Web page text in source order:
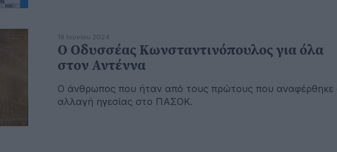
18 Ιουνίου 2024
Ο Οδυσσέας Κωνσταντινόπουλος για όλα
στον Αντέννα
Ο άνθρωπος που ήταν από τους πρώτους που αναφέρθηκε
αλλαγή ηγεσίας στο ΠΑΣΟΚ.